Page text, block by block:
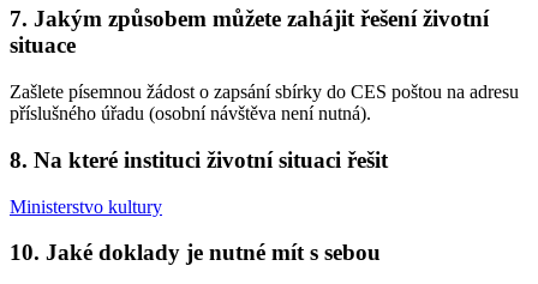
7. Jakým způsobem můžete zahájit řešení životní
situace
Zašlete písemnou žádost o zapsání sbírky do CES poštou na adresu
příslušného úřadu (osobní návštěva není nutná).
8. Na které instituci životní situaci řešit
Ministerstvo kultury
10. Jaké doklady je nutné mít s sebou